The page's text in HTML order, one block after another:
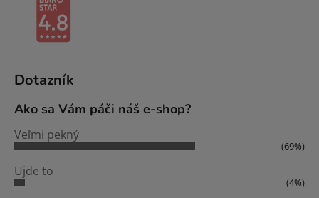
Dotazník
Ako sa Vám páči náš e-shop?
Veľmi pekný
(69%)
Ujde to
(4%)